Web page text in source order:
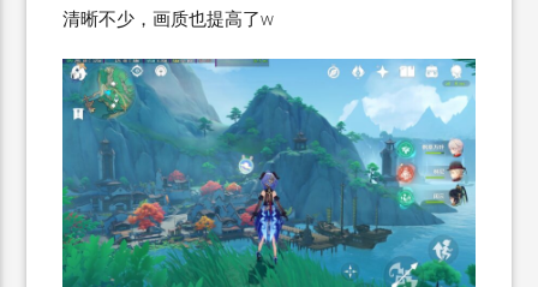
清晰不少，画质也提高了w